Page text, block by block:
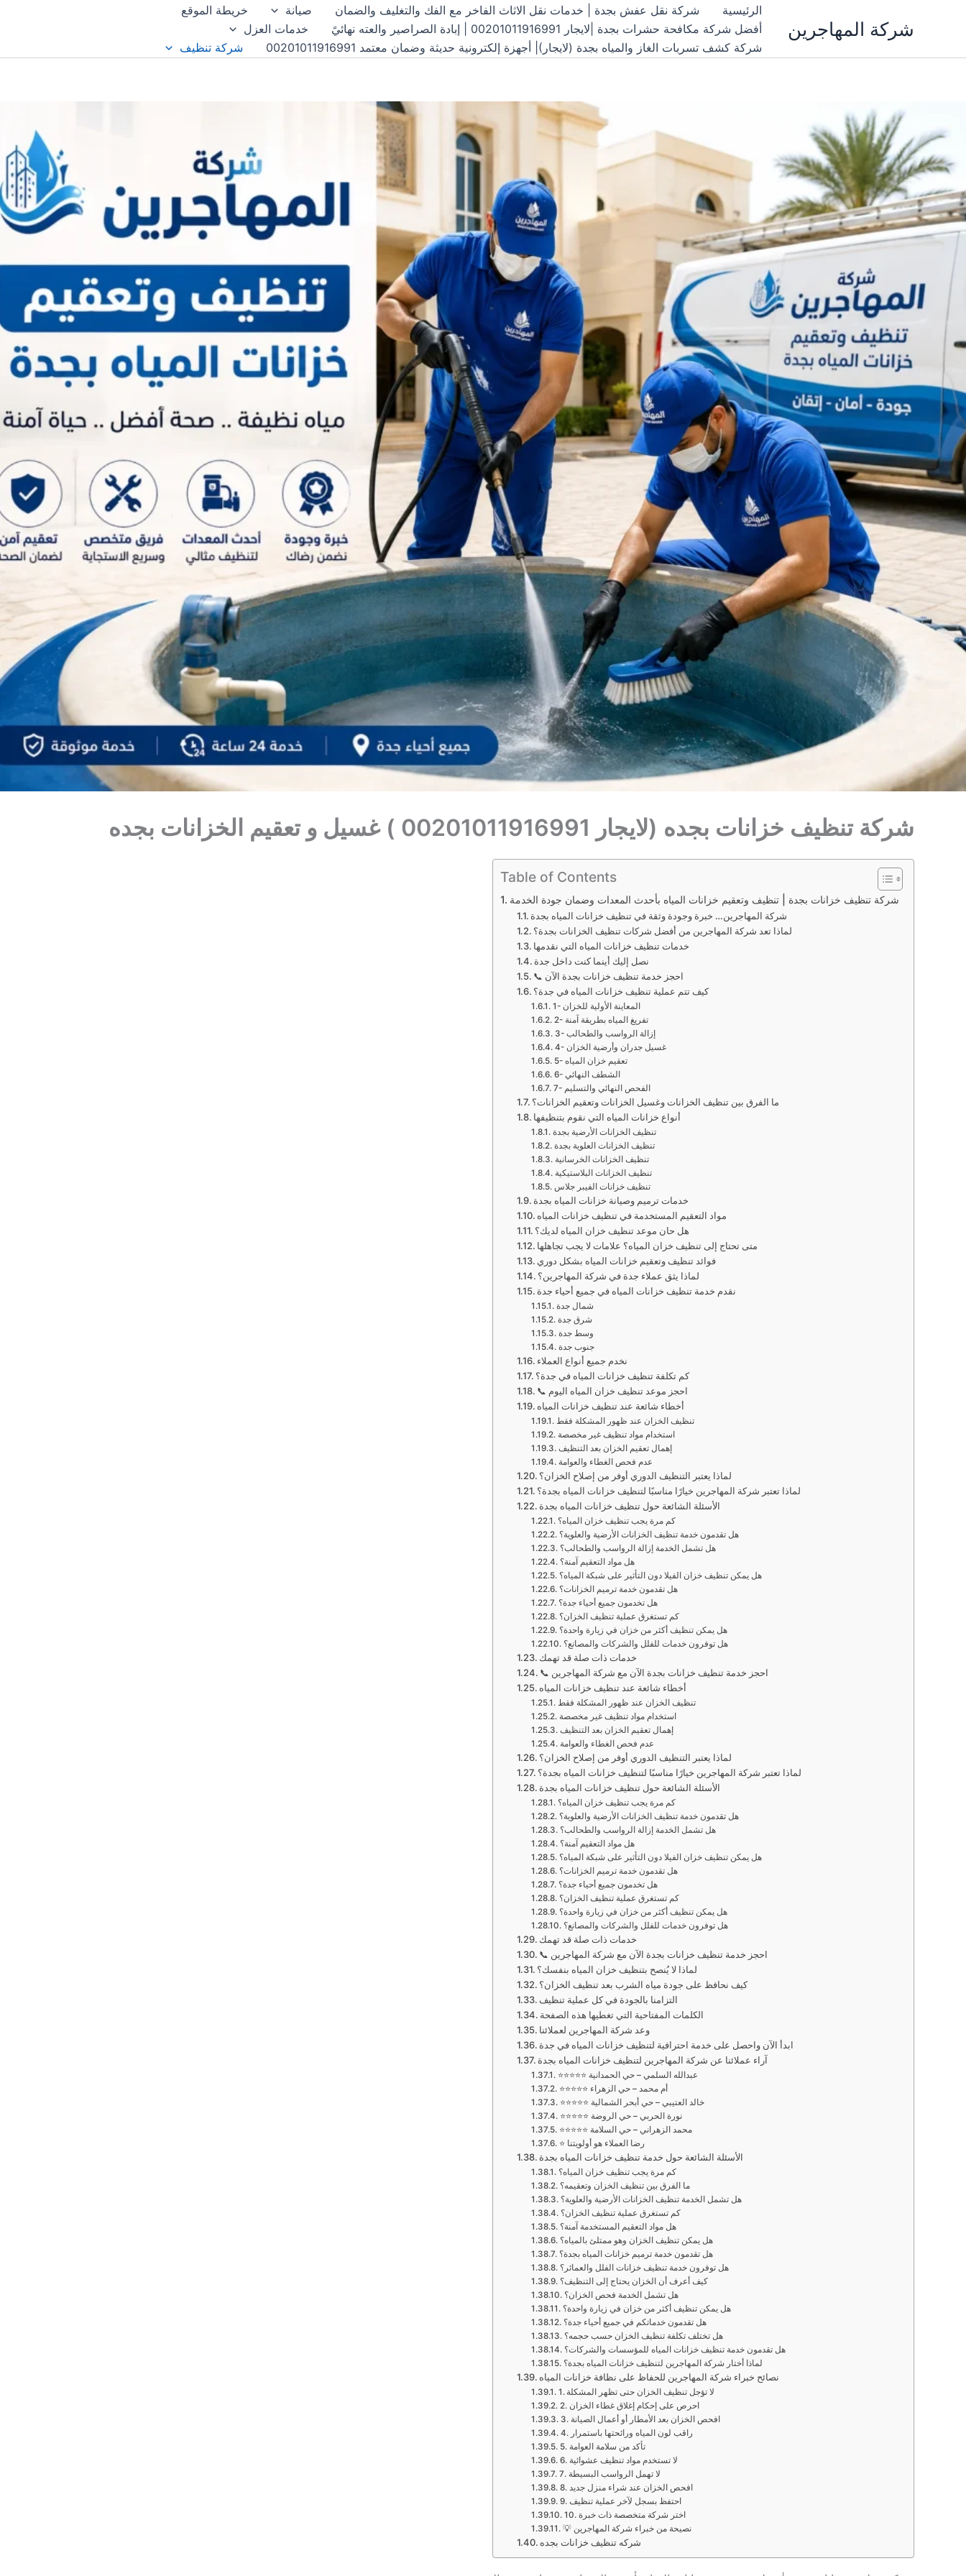
شركة المهاجرين
الرئيسية شركة نقل عفش بجدة | خدمات نقل الاثاث الفاخر مع الفك والتغليف والضمان صيانة
خريطة الموقع
أفضل شركة مكافحة حشرات بجدة |لايجار 00201011916991 | إبادة الصراصير والعته نهائيً
خدمات العزل
شركة كشف تسربات الغاز والمياه بجدة (لايجار)| أجهزة إلكترونية حديثة وضمان معتمد 00201011916991
شركة تنظيف
شركة تنظيف خزانات بجده (لايجار 00201011916991 ) غسيل و تعقيم الخزانات بجده
Table of Contents
شركة تنظيف خزانات بجدة | تنظيف وتعقيم خزانات المياه بأحدث المعدات وضمان جودة الخدمة
شركة المهاجرين… خبرة وجودة وثقة في تنظيف خزانات المياه بجدة
لماذا تعد شركة المهاجرين من أفضل شركات تنظيف الخزانات بجدة؟
خدمات تنظيف خزانات المياه التي نقدمها
نصل إليك أينما كنت داخل جدة
📞 احجز خدمة تنظيف خزانات بجدة الآن
كيف تتم عملية تنظيف خزانات المياه في جدة؟
1- المعاينة الأولية للخزان
2- تفريغ المياه بطريقة آمنة
3- إزالة الرواسب والطحالب
4- غسيل جدران وأرضية الخزان
5- تعقيم خزان المياه
6- الشطف النهائي
7- الفحص النهائي والتسليم
ما الفرق بين تنظيف الخزانات وغسيل الخزانات وتعقيم الخزانات؟
أنواع خزانات المياه التي نقوم بتنظيفها
تنظيف الخزانات الأرضية بجدة
تنظيف الخزانات العلوية بجدة
تنظيف الخزانات الخرسانية
تنظيف الخزانات البلاستيكية
تنظيف خزانات الفيبر جلاس
خدمات ترميم وصيانة خزانات المياه بجدة
مواد التعقيم المستخدمة في تنظيف خزانات المياه
هل حان موعد تنظيف خزان المياه لديك؟
متى تحتاج إلى تنظيف خزان المياه؟ علامات لا يجب تجاهلها
فوائد تنظيف وتعقيم خزانات المياه بشكل دوري
لماذا يثق عملاء جدة في شركة المهاجرين؟
نقدم خدمة تنظيف خزانات المياه في جميع أحياء جدة
شمال جدة
شرق جدة
وسط جدة
جنوب جدة
نخدم جميع أنواع العملاء
كم تكلفة تنظيف خزانات المياه في جدة؟
📞 احجز موعد تنظيف خزان المياه اليوم
أخطاء شائعة عند تنظيف خزانات المياه
تنظيف الخزان عند ظهور المشكلة فقط
استخدام مواد تنظيف غير مخصصة
إهمال تعقيم الخزان بعد التنظيف
عدم فحص الغطاء والعوامة
لماذا يعتبر التنظيف الدوري أوفر من إصلاح الخزان؟
لماذا تعتبر شركة المهاجرين خيارًا مناسبًا لتنظيف خزانات المياه بجدة؟
الأسئلة الشائعة حول تنظيف خزانات المياه بجدة
كم مرة يجب تنظيف خزان المياه؟
هل تقدمون خدمة تنظيف الخزانات الأرضية والعلوية؟
هل تشمل الخدمة إزالة الرواسب والطحالب؟
هل مواد التعقيم آمنة؟
هل يمكن تنظيف خزان الفيلا دون التأثير على شبكة المياه؟
هل تقدمون خدمة ترميم الخزانات؟
هل تخدمون جميع أحياء جدة؟
كم تستغرق عملية تنظيف الخزان؟
هل يمكن تنظيف أكثر من خزان في زيارة واحدة؟
هل توفرون خدمات للفلل والشركات والمصانع؟
خدمات ذات صلة قد تهمك
📞 احجز خدمة تنظيف خزانات بجدة الآن مع شركة المهاجرين
أخطاء شائعة عند تنظيف خزانات المياه
تنظيف الخزان عند ظهور المشكلة فقط
استخدام مواد تنظيف غير مخصصة
إهمال تعقيم الخزان بعد التنظيف
عدم فحص الغطاء والعوامة
لماذا يعتبر التنظيف الدوري أوفر من إصلاح الخزان؟
لماذا تعتبر شركة المهاجرين خيارًا مناسبًا لتنظيف خزانات المياه بجدة؟
الأسئلة الشائعة حول تنظيف خزانات المياه بجدة
كم مرة يجب تنظيف خزان المياه؟
هل تقدمون خدمة تنظيف الخزانات الأرضية والعلوية؟
هل تشمل الخدمة إزالة الرواسب والطحالب؟
هل مواد التعقيم آمنة؟
هل يمكن تنظيف خزان الفيلا دون التأثير على شبكة المياه؟
هل تقدمون خدمة ترميم الخزانات؟
هل تخدمون جميع أحياء جدة؟
كم تستغرق عملية تنظيف الخزان؟
هل يمكن تنظيف أكثر من خزان في زيارة واحدة؟
هل توفرون خدمات للفلل والشركات والمصانع؟
خدمات ذات صلة قد تهمك
📞 احجز خدمة تنظيف خزانات بجدة الآن مع شركة المهاجرين
لماذا لا يُنصح بتنظيف خزان المياه بنفسك؟
كيف نحافظ على جودة مياه الشرب بعد تنظيف الخزان؟
التزامنا بالجودة في كل عملية تنظيف
الكلمات المفتاحية التي تغطيها هذه الصفحة
وعد شركة المهاجرين لعملائنا
ابدأ الآن واحصل على خدمة احترافية لتنظيف خزانات المياه في جدة
آراء عملائنا عن شركة المهاجرين لتنظيف خزانات المياه بجدة
⭐⭐⭐⭐⭐ عبدالله السلمي – حي الحمدانية
⭐⭐⭐⭐⭐ أم محمد – حي الزهراء
⭐⭐⭐⭐⭐ خالد العتيبي – حي أبحر الشمالية
⭐⭐⭐⭐⭐ نورة الحربي – حي الروضة
⭐⭐⭐⭐⭐ محمد الزهراني – حي السلامة
⭐ رضا العملاء هو أولويتنا
الأسئلة الشائعة حول خدمة تنظيف خزانات المياه بجدة
كم مرة يجب تنظيف خزان المياه؟
ما الفرق بين تنظيف الخزان وتعقيمه؟
هل تشمل الخدمة تنظيف الخزانات الأرضية والعلوية؟
كم تستغرق عملية تنظيف الخزان؟
هل مواد التعقيم المستخدمة آمنة؟
هل يمكن تنظيف الخزان وهو ممتلئ بالمياه؟
هل تقدمون خدمة ترميم خزانات المياه بجدة؟
هل توفرون خدمة تنظيف خزانات الفلل والعمائر؟
كيف أعرف أن الخزان يحتاج إلى التنظيف؟
هل تشمل الخدمة فحص الخزان؟
هل يمكن تنظيف أكثر من خزان في زيارة واحدة؟
هل تقدمون خدماتكم في جميع أحياء جدة؟
هل تختلف تكلفة تنظيف الخزان حسب حجمه؟
هل تقدمون خدمة تنظيف خزانات المياه للمؤسسات والشركات؟
لماذا أختار شركة المهاجرين لتنظيف خزانات المياه بجدة؟
نصائح خبراء شركة المهاجرين للحفاظ على نظافة خزانات المياه
1. لا تؤجل تنظيف الخزان حتى تظهر المشكلة
2. احرص على إحكام إغلاق غطاء الخزان
3. افحص الخزان بعد الأمطار أو أعمال الصيانة
4. راقب لون المياه ورائحتها باستمرار
5. تأكد من سلامة العوامة
6. لا تستخدم مواد تنظيف عشوائية
7. لا تهمل الرواسب البسيطة
8. افحص الخزان عند شراء منزل جديد
9. احتفظ بسجل لآخر عملية تنظيف
10. اختر شركة متخصصة ذات خبرة
💡 نصيحة من خبراء شركة المهاجرين
شركه تنظيف خزانات بجده